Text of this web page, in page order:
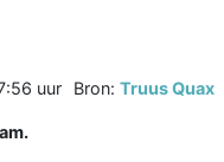
uur Bron: Truus Quax